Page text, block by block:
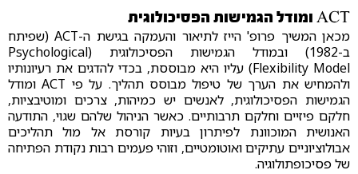
ACT ומודל הגמישות הפסיכולוגית
מכאן המשיך פרופ' הייז לתיאור והעמקה בגישת ה-ACT (שפיתח
ב-1982) ובמודל הגמישות הפסיכולוגית (Psychological
Flexibility Model) עליו היא מבוססת, בכדי להדגים את רעיונותיו
ולהמחיש את הערך של טיפול מבוסס תהליך. על פי ACT ומודל
הגמישות הפסיכולוגית, לאנשים יש כמיהות, צרכים ומוטיבציות,
חלקם פיזיים וחלקם תרבותיים. כאשר הניהול שלהם שגוי, התודעה
האנושית המוכוונת לפיתרון בעיות קורסת אל מול תהליכים
אבולוציוניים עתיקים ואוטומטיים, וזוהי פעמים רבות נקודת הפתיחה
של פסיכופתולוגיה.